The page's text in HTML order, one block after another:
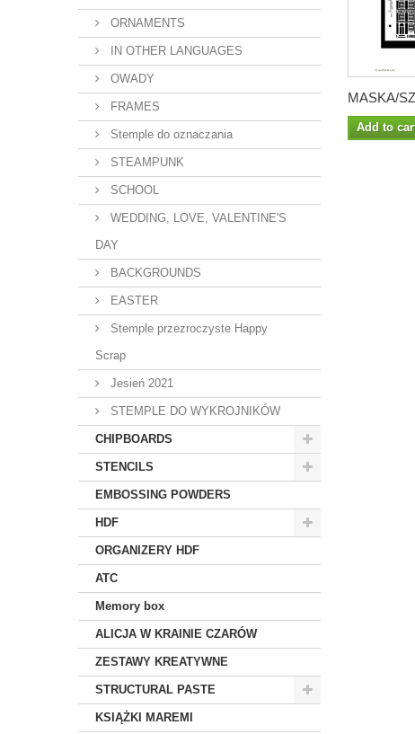
ORNAMENTS
IN OTHER LANGUAGES
OWADY
FRAMES
Stemple do oznaczania
STEAMPUNK
SCHOOL
WEDDING, LOVE, VALENTINE'S
DAY
BACKGROUNDS
EASTER
Stemple przezroczyste Happy
Scrap
Jesień 2021
STEMPLE DO WYKROJNIKÓW
CHIPBOARDS
STENCILS
EMBOSSING POWDERS
HDF
ORGANIZERY HDF
ATC
Memory box
ALICJA W KRAINIE CZARÓW
ZESTAWY KREATYWNE
STRUCTURAL PASTE
KSIĄŻKI MAREMI
MASKA/
Add to